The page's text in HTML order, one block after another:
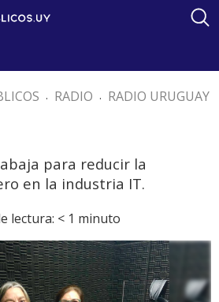
. RADIO . RADIO URUGUAY
para reducir la
en la industria IT.
lectura: < 1 minuto